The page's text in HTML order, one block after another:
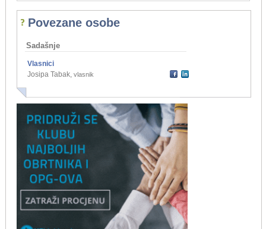
Povezane osobe
Sadašnje
Vlasnici
Josipa Tabak, vlasnik